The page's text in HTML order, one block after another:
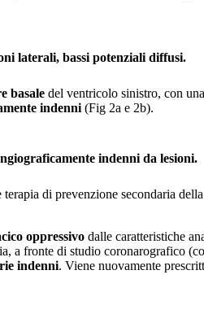
laterali, bassi potenziali diffusi.
basale del ventricolo sinistro, con
indenni (Fig 2a e 2b).
indenni da lesioni.
terapia di prevenzione secondaria
oppressivo dalle caratteristiche
a fronte di studio coronarografico
indenni. Viene nuovamente